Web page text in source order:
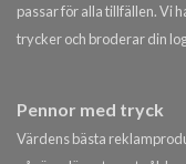
passar för alla tillfällen. Vi
trycker och broderar din
Pennor med tryck
Värdens bästa